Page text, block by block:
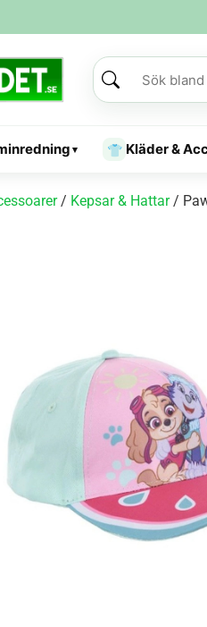
▾ 👕 Kläder &
/ Kepsar & Hattar/